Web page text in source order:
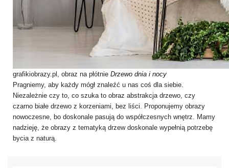
grafikiobrazy.pl, obraz na płótnie Drzewo dnia i nocy
Pragniemy, aby każdy mógł znaleźć u nas coś dla siebie.
Niezależnie czy to, co szuka to obraz abstrakcja drzewo, czy
czarno białe drzewo z korzeniami, bez liści. Proponujemy obrazy
nowoczesne, bo doskonale pasują do współczesnych wnętrz. Mamy
nadzieję, że obrazy z tematyką drzew doskonale wypełnią potrzebę
bycia z naturą.